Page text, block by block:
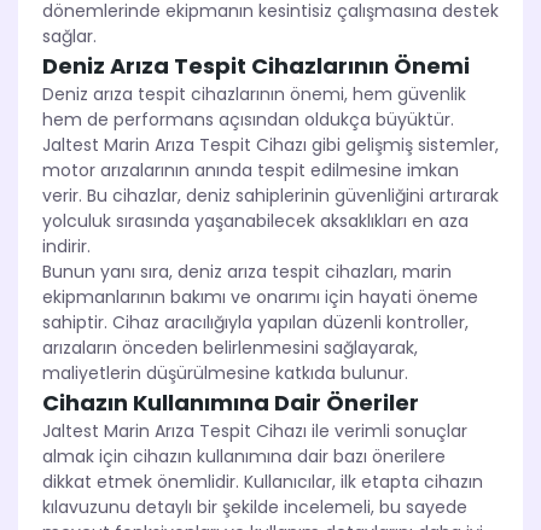
dönemlerinde ekipmanın kesintisiz çalışmasına destek
sağlar.
Deniz Arıza Tespit Cihazlarının Önemi
Deniz arıza tespit cihazlarının önemi, hem güvenlik
hem de performans açısından oldukça büyüktür.
Jaltest Marin Arıza Tespit Cihazı gibi gelişmiş sistemler,
motor arızalarının anında tespit edilmesine imkan
verir. Bu cihazlar, deniz sahiplerinin güvenliğini artırarak
yolculuk sırasında yaşanabilecek aksaklıkları en aza
indirir.
Bunun yanı sıra, deniz arıza tespit cihazları, marin
ekipmanlarının bakımı ve onarımı için hayati öneme
sahiptir. Cihaz aracılığıyla yapılan düzenli kontroller,
arızaların önceden belirlenmesini sağlayarak,
maliyetlerin düşürülmesine katkıda bulunur.
Cihazın Kullanımına Dair Öneriler
Jaltest Marin Arıza Tespit Cihazı ile verimli sonuçlar
almak için cihazın kullanımına dair bazı önerilere
dikkat etmek önemlidir. Kullanıcılar, ilk etapta cihazın
kılavuzunu detaylı bir şekilde incelemeli, bu sayede